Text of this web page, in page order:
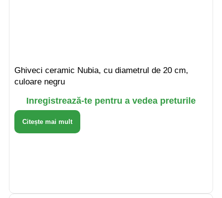
Ghiveci ceramic Nubia, cu diametrul de 20 cm,
culoare negru
Inregistrează-te pentru a vedea preturile
Citește mai mult